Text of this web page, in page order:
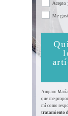
Amparo
que me
mí como
tratamiento
Acepto
Me